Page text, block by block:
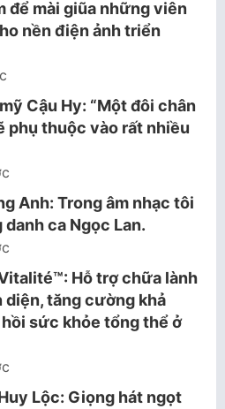
để mài giũa những viên
nền điện ảnh triển
Cậu Hy: “Một đôi chân
phụ thuộc vào rất nhiều
Anh: Trong âm nhạc tôi
ca Ngọc Lan.
Hỗ trợ chữa lành
diện, tăng cường khả
sức khỏe tổng thể ở
Lộc: Giọng hát ngọt